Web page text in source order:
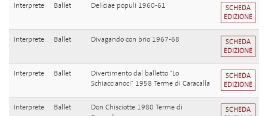
Interprete Ballet Deliciae populi 1960-61
SCHEDA
EDIZIONE
Interprete Ballet Divagando con brio 1967-68
SCHEDA
EDIZIONE
Interprete Ballet
Divertimento dal balletto "Lo
Schiaccianoci" 1958 Terme di Caracalla
SCHEDA
EDIZIONE
Interprete Ballet
Don Chisciotte 1980 Terme di
SCHEDA